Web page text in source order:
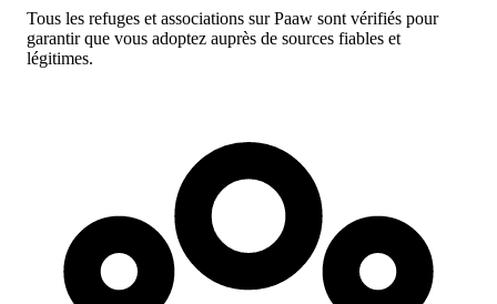
Tous les refuges et associations sur Paaw sont vérifiés pour
garantir que vous adoptez auprès de sources fiables et
légitimes.